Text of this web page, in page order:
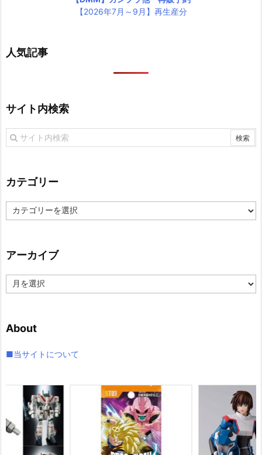
【2026年7月～9月】再生産分
人気記事
サイト内検索
カテゴリー
カ
テ
ー
アーカイブ
ー
ブ
About
■当サイトについて